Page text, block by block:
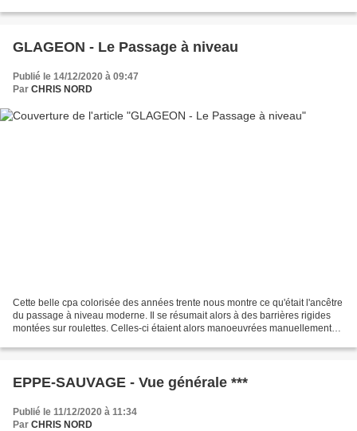
GLAGEON - Le Passage à niveau
Publié le 14/12/2020 à 09:47
Par CHRIS NORD
Cette belle cpa colorisée des années trente nous montre ce qu'était l'ancêtre
du passage à niveau moderne. Il se résumait alors à des barrières rigides
montées sur roulettes. Celles-ci étaient alors manoeuvrées manuellement
EPPE-SAUVAGE - Vue générale ***
Publié le 11/12/2020 à 11:34
Par CHRIS NORD